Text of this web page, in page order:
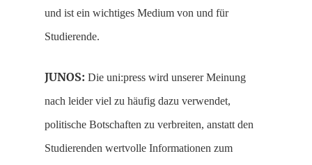
und ist ein wichtiges Medium von und für
Studierende.
JUNOS: Die uni:press wird unserer Meinung
nach leider viel zu häufig dazu verwendet,
politische Botschaften zu verbreiten, anstatt den
Studierenden wertvolle Informationen zum